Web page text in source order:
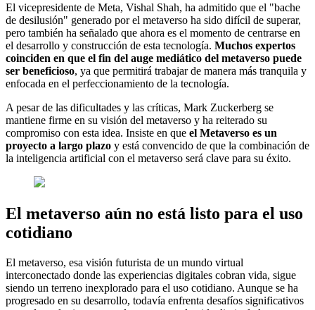
El vicepresidente de Meta, Vishal Shah, ha admitido que el "bache
de desilusión" generado por el metaverso ha sido difícil de superar,
pero también ha señalado que ahora es el momento de centrarse en
el desarrollo y construcción de esta tecnología. Muchos expertos
coinciden en que el fin del auge mediático del metaverso puede
ser beneficioso, ya que permitirá trabajar de manera más tranquila y
enfocada en el perfeccionamiento de la tecnología.
A pesar de las dificultades y las críticas, Mark Zuckerberg se
mantiene firme en su visión del metaverso y ha reiterado su
compromiso con esta idea. Insiste en que el Metaverso es un
proyecto a largo plazo y está convencido de que la combinación de
la inteligencia artificial con el metaverso será clave para su éxito.
El metaverso aún no está listo para el uso
cotidiano
El metaverso, esa visión futurista de un mundo virtual
interconectado donde las experiencias digitales cobran vida, sigue
siendo un terreno inexplorado para el uso cotidiano. Aunque se ha
progresado en su desarrollo, todavía enfrenta desafíos significativos